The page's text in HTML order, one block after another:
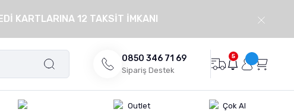
KARTLARINA 12 TAKSİT İMKANI
0850 346 71 69
Sipariş Destek
5